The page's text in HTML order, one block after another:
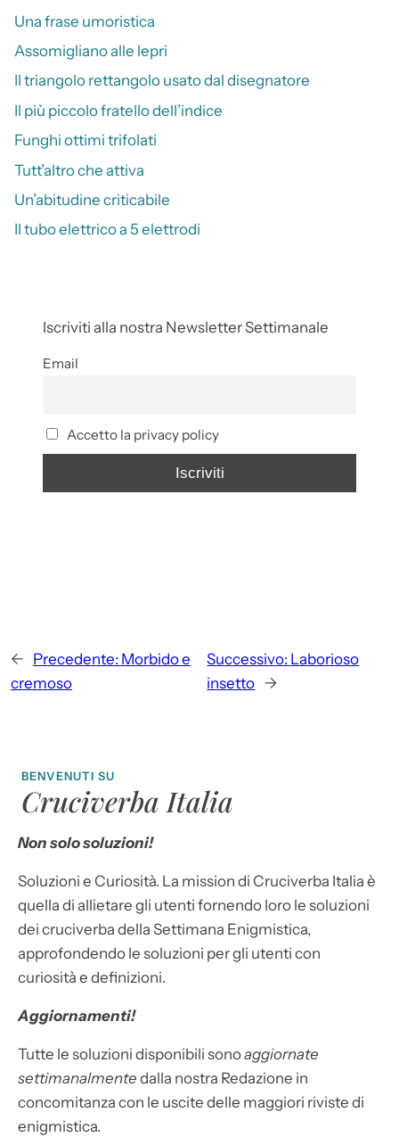
Una frase umoristica
Assomigliano alle lepri
Il triangolo rettangolo usato dal disegnatore
Il più piccolo fratello dell’indice
Funghi ottimi trifolati
Tutt’altro che attiva
Un’abitudine criticabile
Il tubo elettrico a 5 elettrodi
Iscriviti alla nostra Newsletter Settimanale
Email
Accetto la privacy policy
← Precedente: Morbido e
cremoso
Successivo: Laborioso
insetto →
BENVENUTI SU
Cruciverba Italia
Non solo soluzioni!
Soluzioni e Curiosità. La mission di Cruciverba Italia è
quella di allietare gli utenti fornendo loro le soluzioni
dei cruciverba della Settimana Enigmistica,
approfondendo le soluzioni per gli utenti con
curiosità e definizioni.
Aggiornamenti!
Tutte le soluzioni disponibili sonoaggiornate
settimanalmente dalla nostra Redazione in
concomitanza con le uscite delle maggiori riviste di
enigmistica.